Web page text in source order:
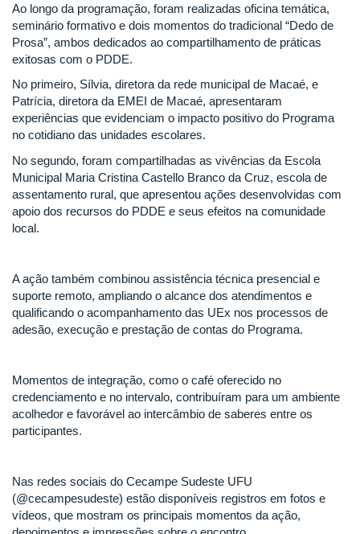
Ao longo da programação, foram realizadas oficina temática,
seminário formativo e dois momentos do tradicional “Dedo de
Prosa”, ambos dedicados ao compartilhamento de práticas
exitosas com o PDDE.
No primeiro, Sílvia, diretora da rede municipal de Macaé, e
Patrícia, diretora da EMEI de Macaé, apresentaram
experiências que evidenciam o impacto positivo do Programa
no cotidiano das unidades escolares.
No segundo, foram compartilhadas as vivências da Escola
Municipal Maria Cristina Castello Branco da Cruz, escola de
assentamento rural, que apresentou ações desenvolvidas com
apoio dos recursos do PDDE e seus efeitos na comunidade
local.
A ação também combinou assistência técnica presencial e
suporte remoto, ampliando o alcance dos atendimentos e
qualificando o acompanhamento das UEx nos processos de
adesão, execução e prestação de contas do Programa.
Momentos de integração, como o café oferecido no
credenciamento e no intervalo, contribuíram para um ambiente
acolhedor e favorável ao intercâmbio de saberes entre os
participantes.
Nas redes sociais do Cecampe Sudeste UFU
(@cecampesudeste) estão disponíveis registros em fotos e
vídeos, que mostram os principais momentos da ação,